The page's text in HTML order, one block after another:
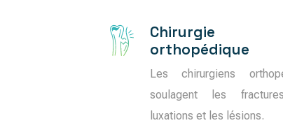
Chirurgie
orthopédique
Les chirurgiens
soulagent les
luxations et les lésions.